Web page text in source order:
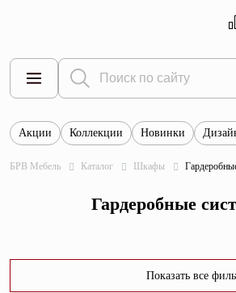
Все товары
Тумбы
Акции Коллекции Новинки
БРВ Мебель Каталог Шкафы
Гардеробные
Показать все